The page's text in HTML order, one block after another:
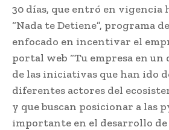
30 días, que entró en vigencia
“Nada te Detiene”, programa
enfocado en incentivar el
portal web “Tu empresa en un
de las iniciativas que han ido
diferentes actores del
y que buscan posicionar a las
importante en el desarrollo de